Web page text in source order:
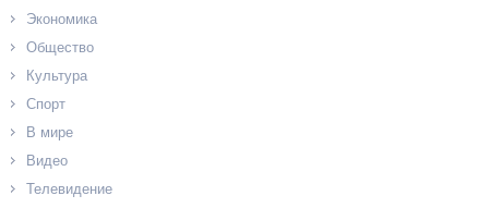
Экономика
Общество
Культура
Спорт
В мире
Видео
Телевидение